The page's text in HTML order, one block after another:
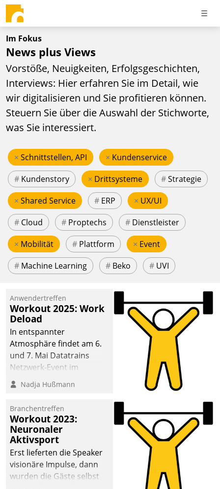
Im Fokus
News plus Views
Vorstöße, Neuigkeiten, Erfolgsgeschichten,
Interviews: Hier erfahren Sie im Detail, wie
wir digitalisieren und Sie profitieren können.
Steuern Sie über die Auswahl der Stichworte,
was Sie interessiert.
× Schnittstellen, API × Kundenservice
# Kundenstory × Drittsysteme #Strategie
× Shared Service # ERP × UX/UI
# Cloud # Proptechs # Dienstleister
× Mobilität # Plattform × Event
# Machine Learning # Beko # UVI
Anwendertreffen
Workout 2025: Work
Deload
In entspannter
Atmosphäre findet am 6.
und 7. Mai Datatrains
Netzwerk-Event im
Kunden- und Partnerkreis
statt. Zentrale Frage: Wie
Mammutprojekte
meistern und Workloads
wuppen – bei zunehmend
anspruchsvollen
Aufgaben und
abnehmendem
Nadja Hußmann
Branchentreffen
Workout 2023:
Neuronaler
Aktivsport
Erst lieferten die Speaker
visionäre Impulse, dann
wurden die Gäste selbst